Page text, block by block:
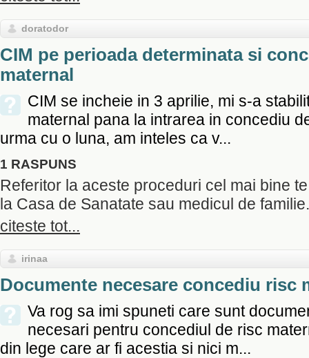
doratodor
CIM pe perioada determinata si
maternal
CIM se incheie in 3 aprilie, mi s-a
maternal pana la intrarea in concediu
urma cu o luna, am inteles ca v...
1 RASPUNS
Referitor la aceste proceduri cel mai bine
la Casa de Sanatate sau medicul de
citeste tot...
irinaa
Documente necesare concediu risc
Va rog sa imi spuneti care sunt
necesari pentru concediul de risc
din lege care ar fi acestia si nici m...